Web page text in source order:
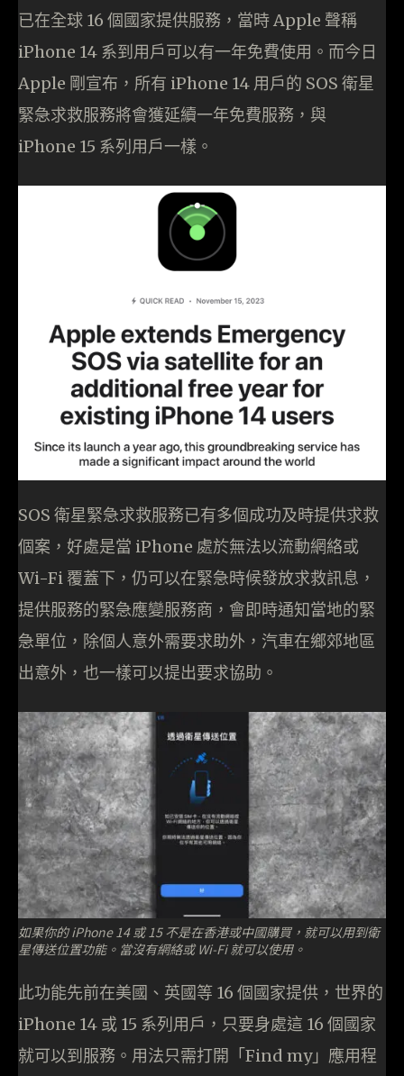
已在全球 16 個國家提供服務，當時 Apple 聲稱
iPhone 14 系到用戶可以有一年免費使用。而今日
Apple 剛宣布，所有 iPhone 14 用戶的 SOS 衛星
緊急求救服務將會獲延續一年免費服務，與
iPhone 15 系列用戶一樣。
SOS 衛星緊急求救服務已有多個成功及時提供求救
個案，好處是當 iPhone 處於無法以流動網絡或
Wi-Fi 覆蓋下，仍可以在緊急時候發放求救訊息，
提供服務的緊急應變服務商，會即時通知當地的緊
急單位，除個人意外需要求助外，汽車在鄉郊地區
出意外，也一樣可以提出要求協助。
如果你的 iPhone 14 或 15 不是在香港或中國購買，就可以用到衛
星傳送位置功能。當沒有網絡或 Wi-Fi 就可以使用。
此功能先前在美國、英國等 16 個國家提供，世界的
iPhone 14 或 15 系列用戶，只要身處這 16 個國家
就可以到服務。用法只需打開「Find my」應用程